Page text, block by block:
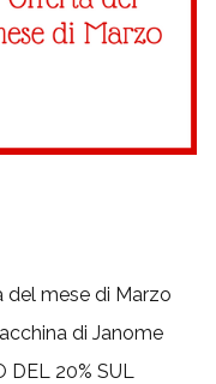
del mese di Marzo
di Janome
20% SUL